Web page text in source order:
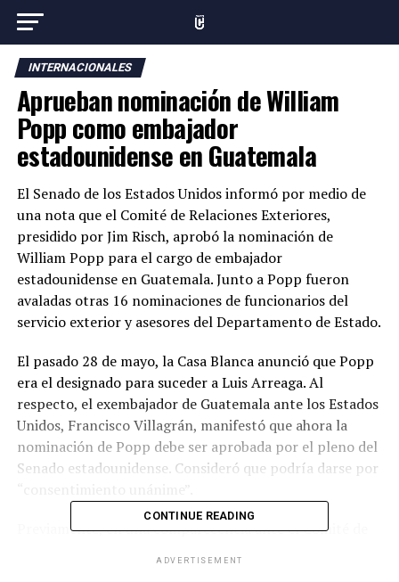
INTERNACIONALES
Aprueban nominación de William
Popp como embajador
estadounidense en Guatemala
El Senado de los Estados Unidos informó por medio de
una nota que el Comité de Relaciones Exteriores,
presidido por Jim Risch, aprobó la nominación de
William Popp para el cargo de embajador
estadounidense en Guatemala. Junto a Popp fueron
avaladas otras 16 nominaciones de funcionarios del
servicio exterior y asesores del Departamento de Estado.
El pasado 28 de mayo, la Casa Blanca anunció que Popp
era el designado para suceder a Luis Arreaga. Al
respecto, el exembajador de Guatemala ante los Estados
Unidos, Francisco Villagrán, manifestó que ahora la
nominación de Popp debe ser aprobada por el pleno del
Senado estadounidense. Consideró que podría darse por
Previamente, en una comparecencia ante el Comité de
CONTINUE READING
ADVERTISEMENT